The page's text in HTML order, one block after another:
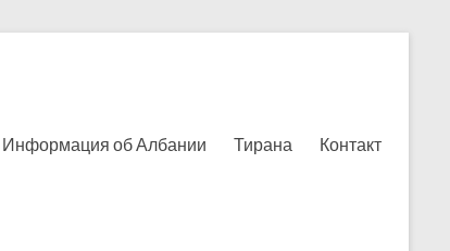
Информация об Албании Тирана Контакт